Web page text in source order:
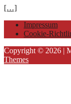
[…]
Impressum
Cookie-
Copyright © 2026 |
Themes